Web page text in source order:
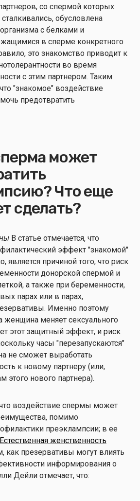
со спермой которых
обусловлена
с белками и
в сперме конкретного
это знакомство приводит к
во время
с этим партнером. Таким
"знакомое" воздействие
предотвратить
может
Что еще
сделать?
В статье отмечается, что
эффект "знакомой"
причиной того, что риск
донорской спермой и
а также при беременности,
парах или в парах,
Именно поэтому
женщина меняет сексуального
этот защитный эффект, и риск
часы "перезапускаются"
не сможет выработать
к новому партнеру (или,
этого нового партнера).
воздействие спермы может
помимо
преэклампсии; в ее
женственность
как презервативы могут влиять
информирования о
Дейли отмечает, что: